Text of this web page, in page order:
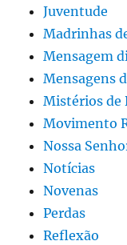
Juventude
Madrinhas
Mensagem
Mensagens
Mistérios de
Movimento
Nossa
Notícias
Novenas
Perdas
Reflexão